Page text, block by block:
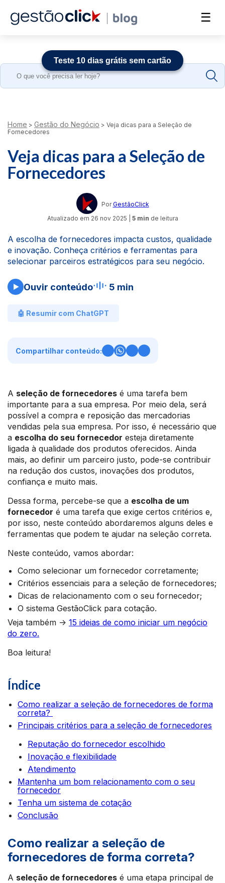
☰
Search
Home > Gestão do Negócio > Veja dicas para a Seleção de
Fornecedores
Veja dicas para a Seleção de
Fornecedores
Por GestãoClick
Atualizado em 26 nov 2025 5 min de leitura
A escolha de fornecedores impacta custos, qualidade
e inovação. Conheça critérios e ferramentas para
selecionar parceiros estratégicos para seu negócio.
Ouvir conteúdo 5 min
🤖 Resumir com ChatGPT
Compartilhar conteúdo:
A seleção de fornecedores é uma tarefa bem
importante para a sua empresa. Por meio dela, será
possível a compra e reposição das mercadorias
vendidas pela sua empresa. Por isso, é necessário que
a escolha do seu fornecedor esteja diretamente
ligada à qualidade dos produtos oferecidos. Ainda
mais, ao definir um parceiro justo, pode-se contribuir
na redução dos custos, inovações dos produtos,
confiança e muito mais.
Dessa forma, percebe-se que a escolha de um
fornecedor é uma tarefa que exige certos critérios e,
por isso, neste conteúdo abordaremos alguns deles e
ferramentas que podem te ajudar na seleção correta.
Neste conteúdo, vamos abordar:
Como selecionar um fornecedor corretamente;
Critérios essenciais para a seleção de fornecedores;
Dicas de relacionamento com o seu fornecedor;
O sistema GestãoClick para cotação.
Veja também -> 15 ideias de como iniciar um negócio
do zero.
Boa leitura!
Índice
Como realizar a seleção de fornecedores de forma
correta?
Principais critérios para a seleção de fornecedores
Reputação do fornecedor escolhido
Inovação e flexibilidade
Atendimento
Mantenha um bom relacionamento com o seu
fornecedor
Tenha um sistema de cotação
Conclusão
Como realizar a seleção de
fornecedores de forma correta?
A seleção de fornecedores é uma etapa principal de
Teste 10 dias grátis sem cartão